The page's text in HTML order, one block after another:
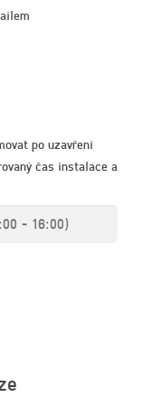
po uzavření
čas instalace a